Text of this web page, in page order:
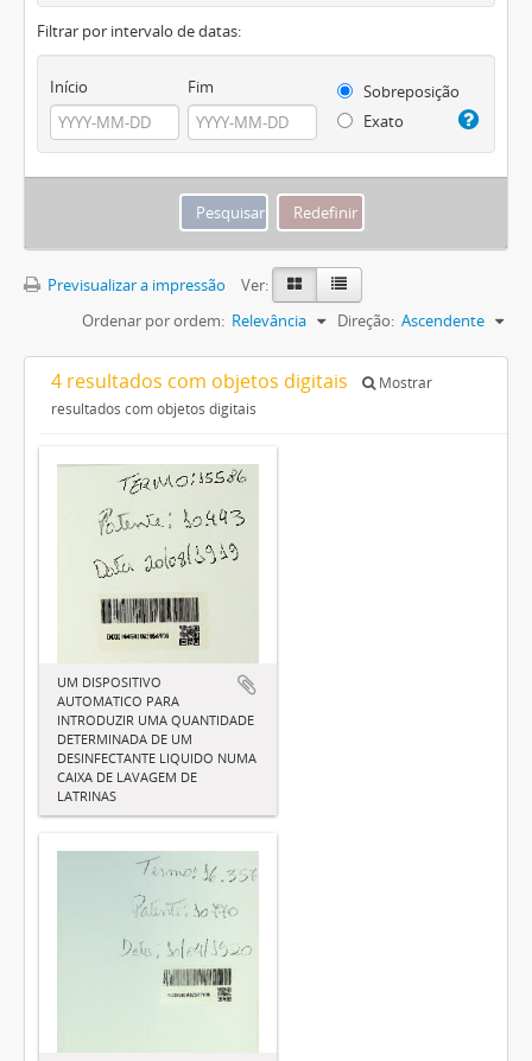
Filtrar por intervalo de datas:
Início Fim
Sobreposição
Exato
Previsualizar a impressão
Ver:
Ordenar por ordem: Relevância Direção: Ascendente
4 resultados com objetos digitais
Mostrar
resultados com objetos digitais
UM DISPOSITIVO
AUTOMATICO PARA
INTRODUZIR UMA QUANTIDADE
DETERMINADA DE UM
DESINFECTANTE LIQUIDO NUMA
CAIXA DE LAVAGEM DE
LATRINAS